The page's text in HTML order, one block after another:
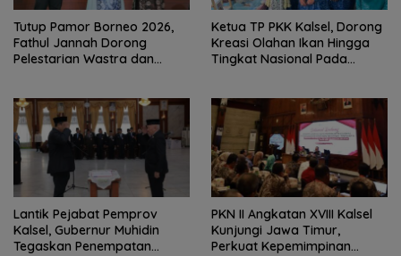
Tutup Pamor Borneo 2026,
Fathul Jannah Dorong
Pelestarian Wastra dan
Ketua TP PKK Kalsel, Dorong
Kreasi Olahan Ikan Hingga
Tingkat Nasional Pada
Lantik Pejabat Pemprov
Kalsel, Gubernur Muhidin
Tegaskan Penempatan
PKN II Angkatan XVIII Kalsel
Kunjungi Jawa Timur,
Perkuat Kepemimpinan